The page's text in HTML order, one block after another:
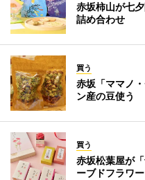
赤坂柿山が七
詰め合わせ
買う
赤坂「ママノ
ン産の豆使う
買う
赤坂松葉屋が
ーブドフラワ